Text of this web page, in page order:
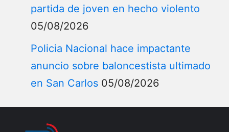
partida de joven en hecho violento
05/08/2026
Policia Nacional hace impactante
anuncio sobre baloncestista ultimado
en San Carlos 05/08/2026